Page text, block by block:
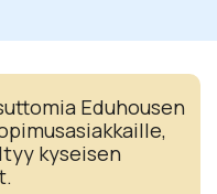
Eduhousen
kyseisen